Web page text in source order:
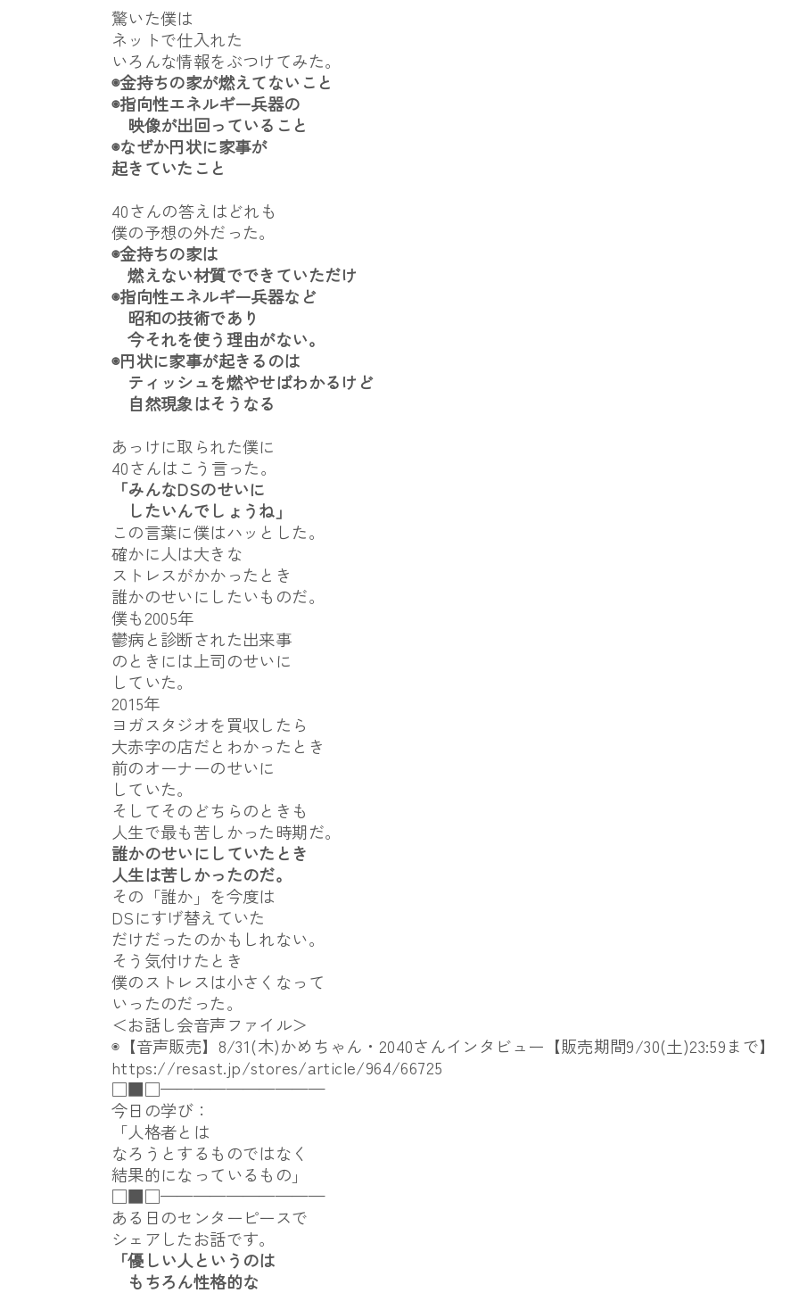
驚いた僕は
ネットで仕入れた
いろんな情報をぶつけてみた。
◉金持ちの家が燃えてないこと
◉指向性エネルギー兵器の
映像が出回っていること
◉なぜか円状に家事が
起きていたこと
40さんの答えはどれも
僕の予想の外だった。
◉金持ちの家は
燃えない材質でできていただけ
◉指向性エネルギー兵器など
昭和の技術であり
今それを使う理由がない。
◉円状に家事が起きるのは
ティッシュを燃やせばわかるけど
自然現象はそうなる
あっけに取られた僕に
40さんはこう言った。
「みんなDSのせいに
したいんでしょうね」
この言葉に僕はハッとした。
確かに人は大きな
ストレスがかかったとき
誰かのせいにしたいものだ。
僕も2005年
鬱病と診断された出来事
のときには上司のせいに
していた。
2015年
ヨガスタジオを買収したら
大赤字の店だとわかったとき
前のオーナーのせいに
していた。
そしてそのどちらのときも
人生で最も苦しかった時期だ。
誰かのせいにしていたとき
人生は苦しかったのだ。
その「誰か」を今度は
DSにすげ替えていた
だけだったのかもしれない。
そう気付けたとき
僕のストレスは小さくなって
いったのだった。
＜お話し会音声ファイル＞
◉【音声販売】8/31(木)かめちゃん・ 2040さんインタビュー【販売期間9/30(土)23:59まで】
https://resast.jp/stores/article/964/66725
□■□——————————
今日の学び：
「人格者とは
なろうとするものではなく
結果的になっているもの」
□■□——————————
ある日のセンターピースで
シェアしたお話です。
「優しい人というのは
もちろん性格的な